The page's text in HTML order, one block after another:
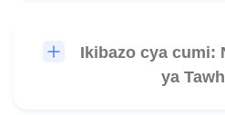
Ikibazo cya cumi:
ya